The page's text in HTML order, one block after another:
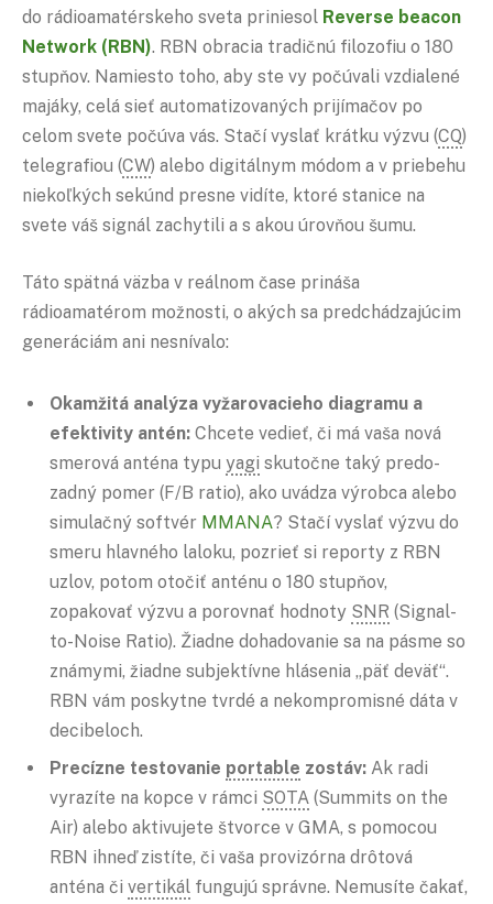
do rádioamatérskeho sveta priniesol Reverse beacon
Network ( RBN). RBN obracia tradičnú filozofiu o 180
stupňov. Namiesto toho, aby ste vy počúvali vzdialené
majáky, celá sieť automatizovaných prijímačov po
celom svete počúva vás. Stačí vyslať krátku výzvu (CQ)
telegrafiou (CW) alebo digitálnym módom a v priebehu
niekoľkých sekúnd presne vidíte, ktoré stanice na
svete váš signál zachytili a s akou úrovňou šumu.
Táto spätná väzba v reálnom čase prináša
rádioamatérom možnosti, o akých sa predchádzajúcim
generáciám ani nesnívalo:
Okamžitá analýza vyžarovacieho diagramu a
efektivity antén: Chcete vedieť, či má vaša nová
smerová anténa typu yagi skutočne taký predo-
zadný pomer (F/B ratio), ako uvádza výrobca alebo
simulačný softvér MMANA? Stačí vyslať výzvu do
smeru hlavného laloku, pozrieť si reporty z RBN
uzlov, potom otočiť anténu o 180 stupňov,
zopakovať výzvu a porovnať hodnoty SNR (Signal-
to-Noise Ratio). Žiadne dohadovanie sa na pásme so
známymi, žiadne subjektívne hlásenia „päť deväť“.
RBN vám poskytne tvrdé a nekompromisné dáta v
decibeloch.
Precízne testovanie portable zostáv: Ak radi
vyrazíte na kopce v rámci SOTA (Summits on the
Air) alebo aktivujete štvorce v GMA, s pomocou
RBN ihneď zistíte, či vaša provizórna drôtová
anténa či vertikál fungujú správne. Nemusíte čakať,